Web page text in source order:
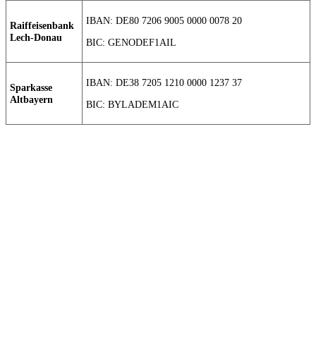
Raiffeisenbank
Lech-Donau
IBAN: DE80 7206 9005 0000 0078 20
BIC: GENODEF1AIL
Sparkasse
Altbayern
IBAN: DE38 7205 1210 0000 1237 37
BIC: BYLADEM1AIC